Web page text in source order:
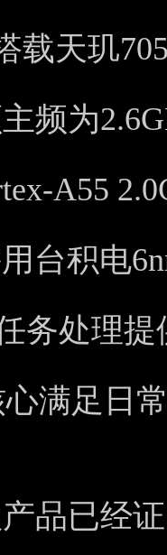
载天玑
频为
A55
台积电
务处理
心满足日
品已经